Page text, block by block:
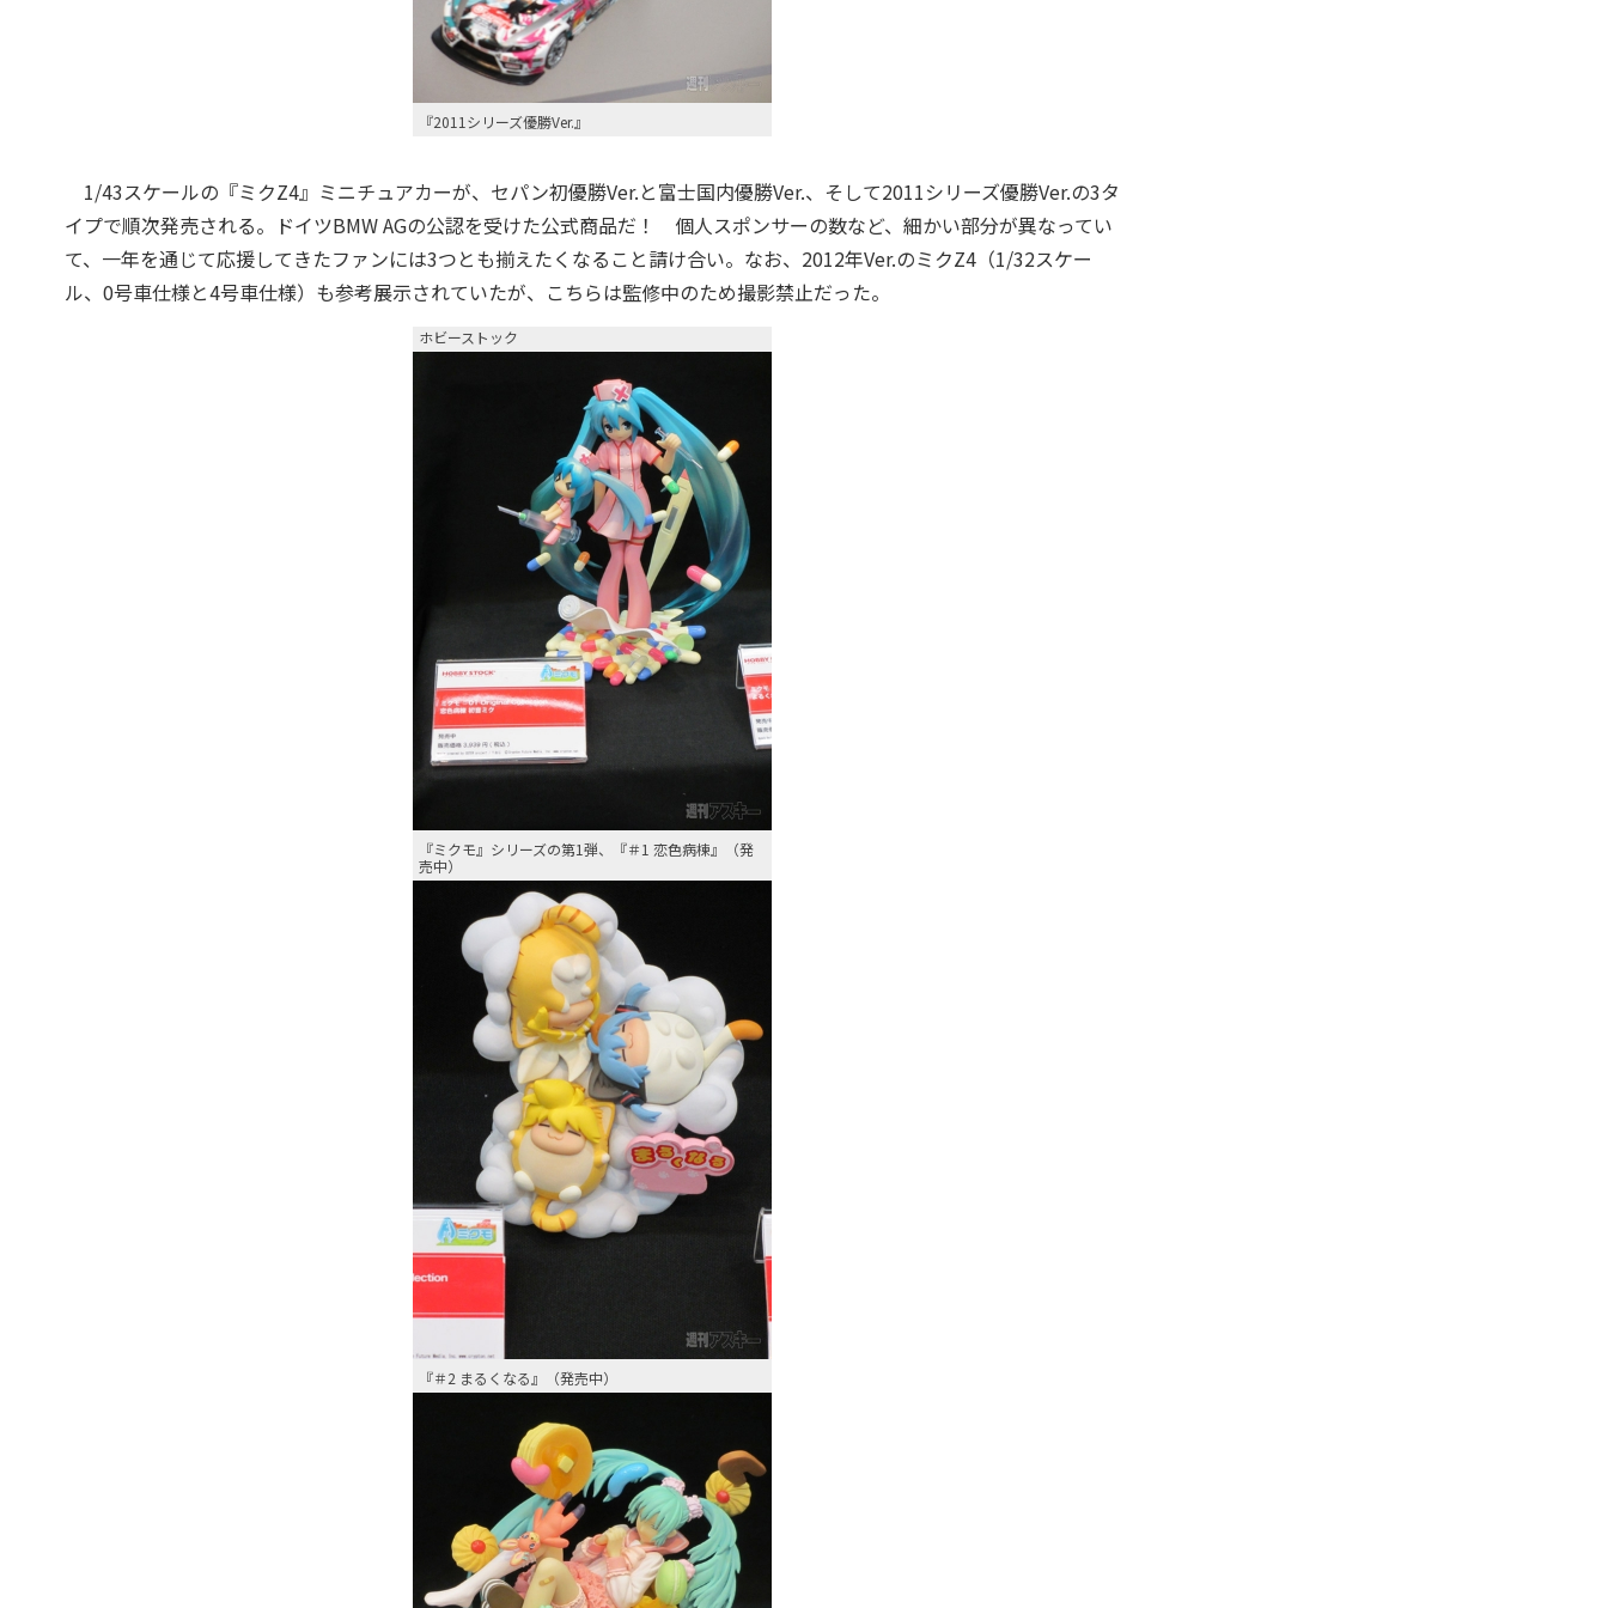
『2011シリーズ優勝Ver.』
1/43スケールの『ミクZ4』ミニチュアカーが、セパン初優勝Ver.と富士国内優勝Ver.、そして2011シリーズ優勝Ver.の3タ
イプで順次発売される。ドイツBMW AGの公認を受けた公式商品だ！ 個人スポンサーの数など、細かい部分が異なってい
て、一年を通じて応援してきたファンには3つとも揃えたくなること請け合い。なお、2012年Ver.のミクZ4（1/32スケー
ル、0号車仕様と4号車仕様）も参考展示されていたが、こちらは監修中のため撮影禁止だった。
ホビーストック
『ミクモ』シリーズの第1弾、『＃1 恋色病棟』（発
売中）
『＃2 まるくなる』（発売中）